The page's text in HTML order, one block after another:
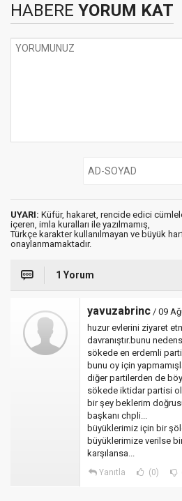
HABERE YORUM KAT
UYARI: Küfür, hakaret, rencide edici
içeren, imla kuralları ile yazılmamış,
Türkçe karakter kullanılmayan ve büyük
onaylanmamaktadır.
1 Yorum
yavuzabrinc / 09
huzur evlerini ziyaret
davranıştır.bunu
sökede en erdemli
bunu oy için
diğer partilerden de
sökede iktidar partisi
bir şey beklerim
başkanı chpli...
büyüklerimiz için bir
büyüklerimize verilse
karşılansa...
Yanıtla (0)